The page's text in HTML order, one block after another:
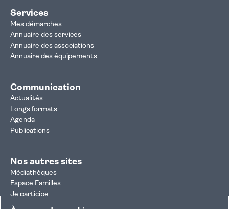
Services
Mes démarches
Annuaire des services
Annuaire des associations
Annuaire des équipements
Communication
Actualités
Longs formats
Agenda
Publications
Nos autres sites
Médiathèques
Espace Familles
Je participe
Autorisation d'urbanisme